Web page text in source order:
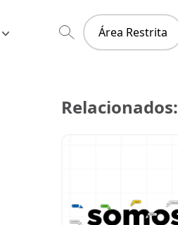
Área Restrita
Relacionados: